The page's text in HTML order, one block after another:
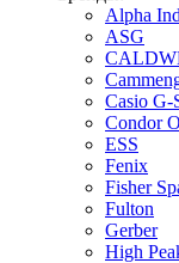
Alpha
ASG
Casio G-
Condor
ESS
Fenix
Fisher
Fulton
Gerber
High